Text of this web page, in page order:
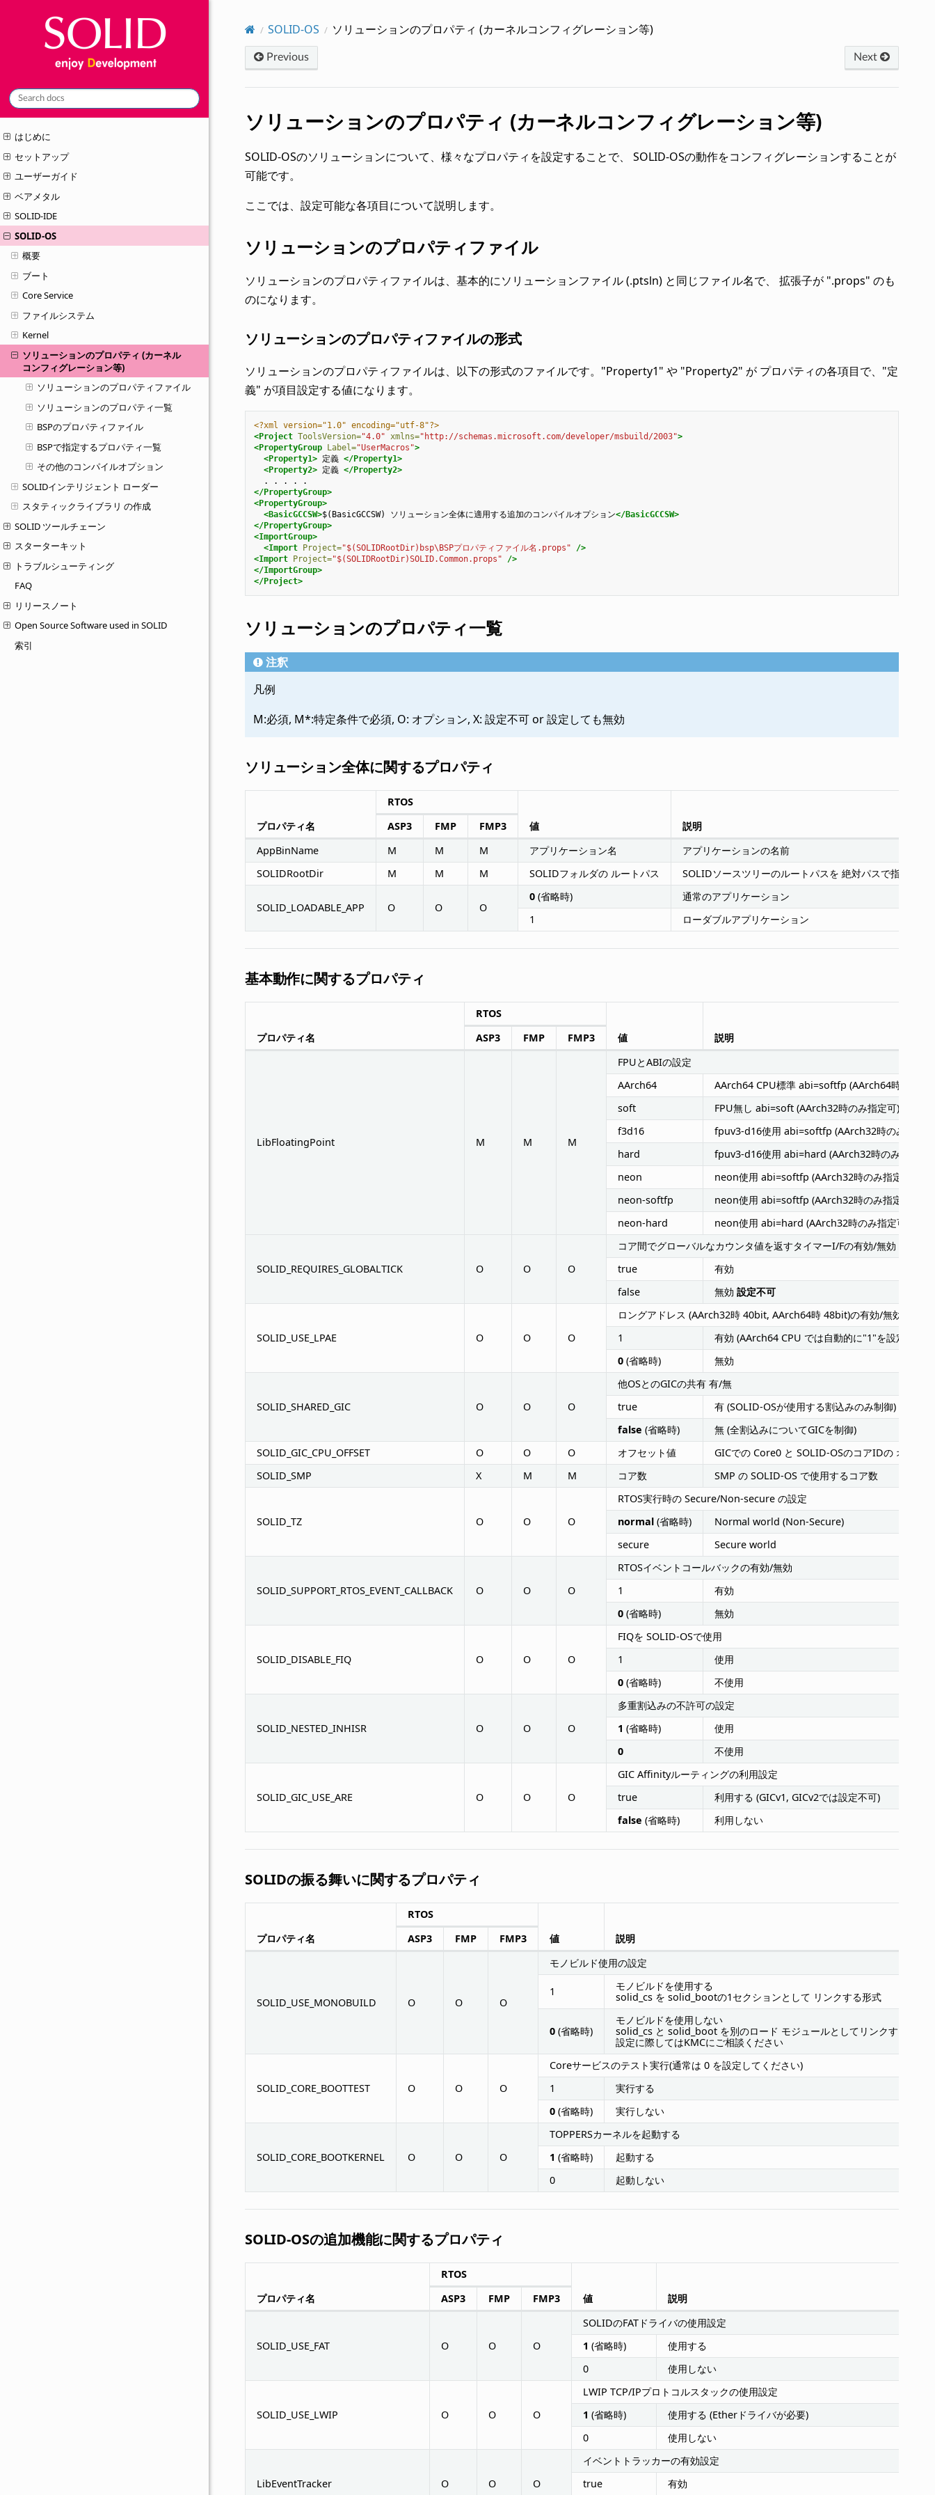
はじめに
セットアップ
ユーザーガイド
ベアメタル
SOLID-IDE
SOLID-OS
概要
ブート
Core Service
ファイルシステム
Kernel
ソリューションのプロパティ (カーネル
コンフィグレーション等)
ソリューションのプロパティファイル
ソリューションのプロパティ一覧
BSPのプロパティファイル
BSPで指定するプロパティ一覧
その他のコンパイルオプション
SOLIDインテリジェント ローダー
スタティックライブラリ の作成
SOLID ツールチェーン
スターターキット
トラブルシューティング
FAQ
リリースノート
Open Source Software used in SOLID
索引
SOLID-OS ソリューションのプロパティ (カーネルコンフィグレーション等)
Previous Next
ソリューションのプロパティ (カーネルコンフィグレーション等)
SOLID-OSのソリューションについて、様々なプロパティを設定することで、 SOLID-OSの動作をコンフィグレーションすることが
可能です。
ここでは、設定可能な各項目について説明します。
ソリューションのプロパティファイル
ソリューションのプロパティファイルは、基本的にソリューションファイル (.ptsln) と同じファイル名で、 拡張子が ".props" のも
のになります。
ソリューションのプロパティファイルの形式
ソリューションのプロパティファイルは、以下の形式のファイルです。"Property1" や "Property2" が プロパティの各項目で、"定
義" が項目設定する値になります。
<?xml version="1.0" encoding="utf-8"?>
<Project ToolsVersion="4.0" xmlns="http://schemas.microsoft.com/developer/msbuild/2003">
<PropertyGroup Label="UserMacros">
<Property1> 定義 </Property1>
<Property2> 定義 </Property2>
.
. . .
</PropertyGroup>
<PropertyGroup>
<BasicGCCSW>$(BasicGCCSW) ソリューション全体に適用する追加のコンパイルオプション</BasicGCCSW>
</PropertyGroup>
<ImportGroup>
<Import Project="$(SOLIDRootDir)bsp\BSPプロパティファイル名.props"
/>
<Import Project="$(SOLIDRootDir)SOLID.Common.props"
/>
</ImportGroup>
</Project>
ソリューションのプロパティ一覧
注釈
凡例
M:必須, M*:特定条件で必須, O: オプション, X: 設定不可 or 設定しても無効
ソリューション全体に関するプロパティ
プロパティ名
RTOS
値
説明
ASP3 FMP
FMP3
AppBinName
M M M アプリケーション名
アプリケーションの名前
SOLIDRootDir
M M M SOLIDフォルダの ルートパス SOLIDソースツリーのルートパスを 絶対パスで指定
SOLID_LOADABLE_APP O O O
0(省略時)
通常のアプリケーション
1
ローダブルアプリケーション
基本動作に関するプロパティ
プロパティ名
RTOS
値
説明
ASP3 FMP FMP3
LibFloatingPoint M M M
FPUとABIの設定
AArch64
AArch64 CPU標準 abi=softfp (AArch64時のみ指
soft
FPU無し abi=soft (AArch32時のみ指定可)
f3d16
fpuv3-d16使用 abi=softfp (AArch32時のみ指定
hard
fpuv3-d16使用 abi=hard (AArch32時のみ指定可)
neon
neon使用 abi=softfp (AArch32時のみ指定可)
neon-softfp
neon使用 abi=softfp (AArch32時のみ指定可)
neon-hard
neon使用 abi=hard (AArch32時のみ指定可)
SOLID_REQUIRES_GLOBALTICK O O O
コア間でグローバルなカウンタ値を返すタイマーI/Fの有効/無効
true
有効
false
無効 設定不可
SOLID_USE_LPAE O O O
ロングアドレス (AArch32時 40bit, AArch64時 48bit)の有効/無効
1
有効 (AArch64 CPU では自動的に"1"を設定)
0(省略時) 無効
SOLID_SHARED_GIC O O O
他OSとのGICの共有 有/無
true
有 (SOLID-OSが使用する割込みのみ制御) マルチ
false (省略時)
無 (全割込みについてGICを制御)
SOLID_GIC_CPU_OFFSET
O O O オフセット値
GICでの Core0 と SOLID-OSのコアIDの オフセ
SOLID_SMP
X M M コア数 SMP の SOLID-OS で使用するコア数
SOLID_TZ O O O
RTOS実行時の Secure/Non-secure の設定
normal(省略時)
Normal world (Non-Secure)
secure
Secure world
SOLID_SUPPORT_RTOS_EVENT_CALLBACK O O O
RTOSイベントコールバックの有効/無効
1
有効
0(省略時) 無効
SOLID_DISABLE_FIQ O O O
FIQを SOLID-OSで使用
1
使用
0(省略時) 不使用
SOLID_NESTED_INHISR O O O
多重割込みの不許可の設定
1 (省略時)
使用
0
不使用
SOLID_GIC_USE_ARE O O O
GIC Affinityルーティングの利用設定
true
利用する (GICv1, GICv2では設定不可)
false (省略時) 利用しない
SOLIDの振る舞いに関するプロパティ
プロパティ名
RTOS
値
説明
ASP3 FMP FMP3
SOLID_USE_MONOBUILD O O O
モノビルド使用の設定
1
モノビルドを使用する
solid_cs を solid_bootの1セクションとして リンクする形式
0(省略時)
モノビルドを使用しない
solid_cs と solid_boot を別のロード モジュールとしてリンクする形式
設定に際してはKMCにご相談ください
SOLID_CORE_BOOTTEST O O O
Coreサービスのテスト実行(通常は 0 を設定してください)
1
実行する
0(省略時) 実行しない
SOLID_CORE_BOOTKERNEL O O O
TOPPERSカーネルを起動する
1 (省略時)
起動する
0
起動しない
SOLID-OSの追加機能に関するプロパティ
プロパティ名
RTOS
値
説明
ASP3 FMP FMP3
SOLID_USE_FAT O O O
SOLIDのFATドライバの使用設定
1 (省略時)
使用する
0
使用しない
SOLID_USE_LWIP O O O
LWIP TCP/IPプロトコルスタックの使用設定
1 (省略時)
使用する (Etherドライバが必要)
0
使用しない
LibEventTracker O O O
イベントトラッカーの有効設定
true
有効